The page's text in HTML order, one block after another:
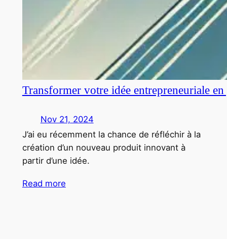
Transformer votre idée entrepreneuriale
Nov 21, 2024
J’ai eu récemment la chance de réfléchir à la
création d’un nouveau produit innovant à
partir d’une idée.
Read more